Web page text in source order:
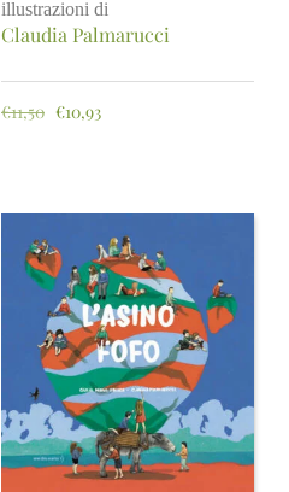
illustrazioni di
Claudia Palmarucci
€11,50 €10,93